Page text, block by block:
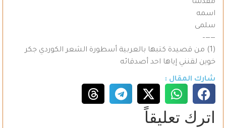
مقدسا
اسمه
سلمى
——–
(1) من قصيدة كتبها بالعربية أسطورة الشعر الكوردي جكر
خوين لقنني إياها احد أصدقائه
شارك المقال :
اترك تعليقاً